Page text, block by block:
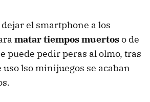
el smartphone a los
matar tiempos muertoso de
puede pedir peras al olmo, tras
lso minijuegos se acaban